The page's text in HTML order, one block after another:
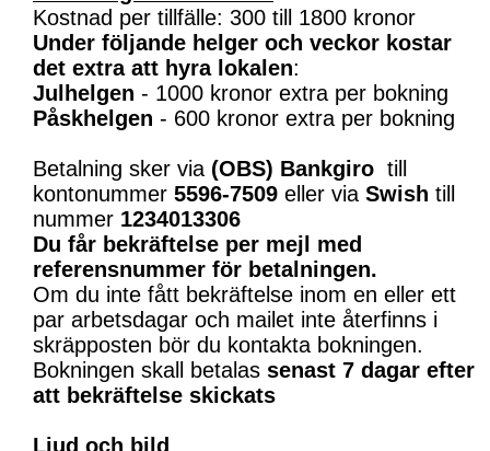
Kostnad per tillfälle: 300 till 1800 kronor
Under följande helger och veckor kostar
det extra att hyra lokalen:
Julhelgen - 1000 kronor extra per bokning
Påskhelgen - 600 kronor extra per bokning
Betalning sker via (OBS) Bankgiro till
kontonummer 5596-7509 eller via Swish till
nummer 1234013306
Du får bekräftelse per mejl med
referensnummer för betalningen.
Om du inte fått bekräftelse inom en eller ett
par arbetsdagar och mailet inte återfinns i
skräpposten bör du kontakta bokningen.
Bokningen skall betalas senast 7 dagar efter
att bekräftelse skickats
Ljud och bild